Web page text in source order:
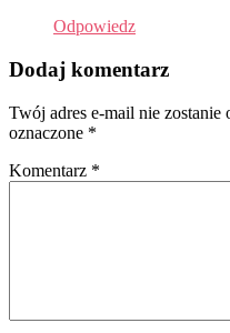
Odpowiedz
Dodaj komentarz
Twój adres e-mail nie zostanie
oznaczone *
Komentarz *